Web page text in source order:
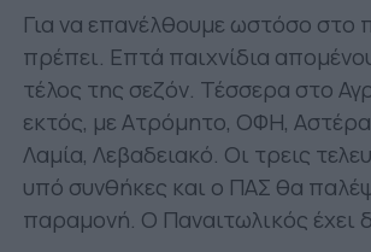
Για να επανέλθουμε ωστόσο στο
πρέπει. Επτά παιχνίδια
τέλος της σεζόν. Τέσσερα στο
εκτός, με Ατρόμητο, ΟΦΗ,
Λαμία, Λεβαδειακό. Οι τρεις
υπό συνθήκες και ο ΠΑΣ θα
παραμονή. Ο Παναιτωλικός έχει